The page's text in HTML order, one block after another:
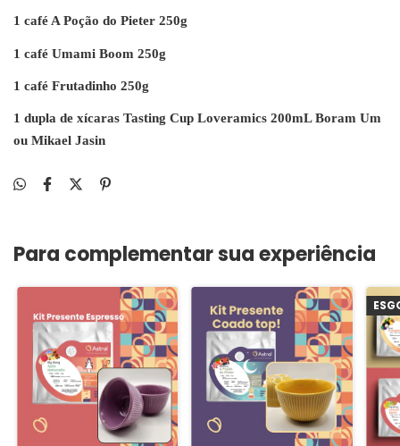
1 caféA Poção do Pieter 250g
1 café Umami Boom 250g
1 café Frutadinho 250g
1 dupla de xícaras Tasting Cup Loveramics 200mL Boram Um
ou Mikael Jasin
Para complementar sua experiência